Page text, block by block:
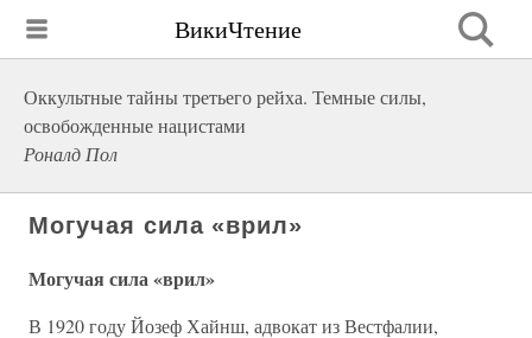
ВикиЧтение
Оккультные тайны третьего рейха. Темные силы,
освобожденные нацистами
Роналд Пол
Могучая сила «врил»
Могучая сила «врил»
В 1920 году Йозеф Хайнш, адвокат из Вестфалии,